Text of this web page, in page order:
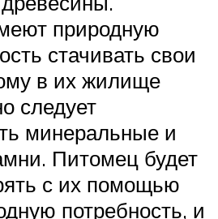
природную
стачивать свои
в их жилище
следует
минеральные и
Питомец будет
с их помощью
потребность, и